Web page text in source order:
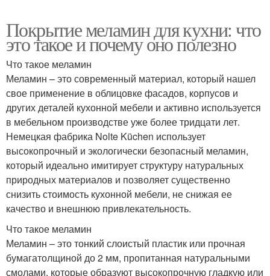
Покрытие меламин для кухни: что
это такое и почему оно полезно
Что такое меламин
Меламин – это современный материал, который нашел
свое применение в облицовке фасадов, корпусов и
других деталей кухонной мебели и активно используется
в мебельном производстве уже более тридцати лет.
Немецкая фабрика Nolte Küchen использует
высокопрочный и экологически безопасный меламин,
который идеально имитирует структуру натуральных
природных материалов и позволяет существенно
снизить стоимость кухонной мебели, не снижая ее
качество и внешнюю привлекательность.
Что такое меламин
Меламин – это тонкий слоистый пластик или прочная
бумагатолщиной до 2 мм, пропитанная натуральными
смолами, которые образуют высокопрочную гладкую или